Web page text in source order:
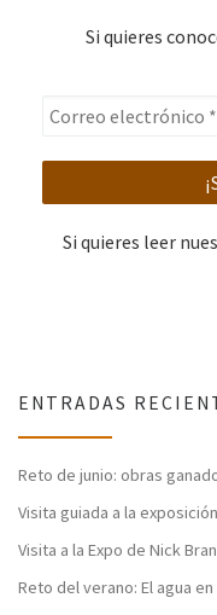
Si quieres
Si quieres leer
ENTRADAS
Reto de junio: obras
Visita guiada a la
Visita a la Expo de Nick
Reto del verano: El agua